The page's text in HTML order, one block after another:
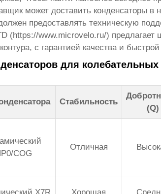
может доставить конденсаторы в
предоставлять техническую
(https://www.microvelo.ru/) предлагает
, с гарантией качества и
для колебательных
Стабильность
(Q)
COG
Отличная